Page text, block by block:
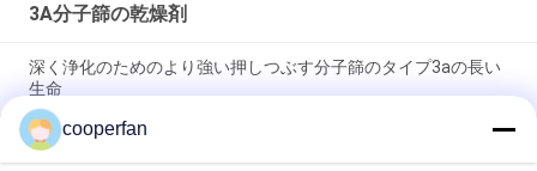
3A分子篩の乾燥剤
深く浄化のためのより強い押しつぶす分子篩のタイプ3aの長い
生命
25KG/Bag 3Aの分子篩の乾燥性があるAluminasilicateのゼオラ
イト
cooperfan